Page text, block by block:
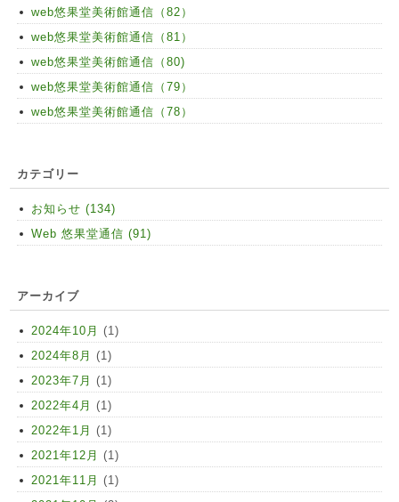
web悠果堂美術館通信（82）
web悠果堂美術館通信（81）
web悠果堂美術館通信（80)
web悠果堂美術館通信（79）
web悠果堂美術館通信（78）
カテゴリー
お知らせ (134)
Web 悠果堂通信 (91)
アーカイブ
2024年10月 (1)
2024年8月 (1)
2023年7月 (1)
2022年4月 (1)
2022年1月 (1)
2021年12月 (1)
2021年11月 (1)